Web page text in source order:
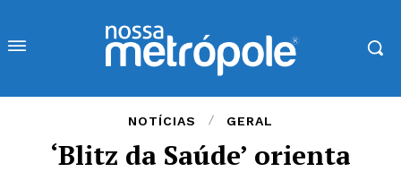
NOTÍCIAS GERAL
‘Blitz da Saúde’ orienta